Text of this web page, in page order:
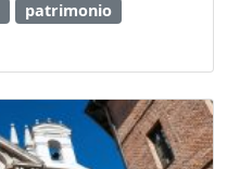
patrimonio